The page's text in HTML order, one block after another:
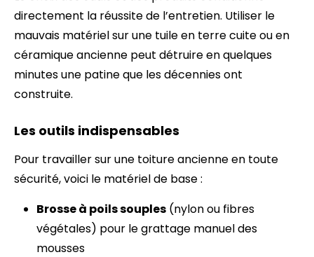
directement la réussite de l’entretien. Utiliser le
mauvais matériel sur une tuile en terre cuite ou en
céramique ancienne peut détruire en quelques
minutes une patine que les décennies ont
construite.
Les outils indispensables
Pour travailler sur une toiture ancienne en toute
sécurité, voici le matériel de base :
Brosse à poils souples (nylon ou fibres
végétales) pour le grattage manuel des
mousses